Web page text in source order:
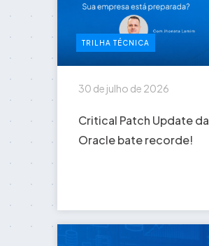
TRILHA TÉCNICA
30 de julho de 2026
Critical Patch Update da
Oracle bate recorde!